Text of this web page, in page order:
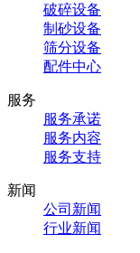
破碎设备
制砂设备
筛分设备
配件中心
服务
服务承诺
服务内容
服务支持
新闻
公司新闻
行业新闻